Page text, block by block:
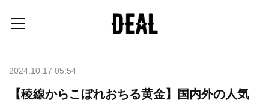
2024.10.17 05:54
【稜線からこぼれおちる黄金】国内外の人気